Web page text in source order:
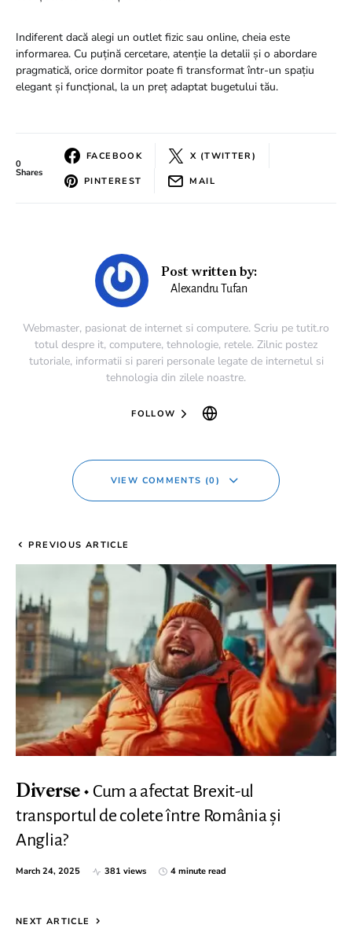
Indiferent dacă alegi un outlet fizic sau online, cheia este
informarea. Cu puțină cercetare, atenție la detalii și o abordare
pragmatică, orice dormitor poate fi transformat într-un spațiu
elegant și funcțional, la un preț adaptat bugetului tău.
0
Shares
FACEBOOK X (TWITTER)
PINTEREST MAIL
Post written by:
Alexandru Tufan
Webmaster, pasionat de internet si computere. Scriu pe tutit.ro
totul despre it, computere, tehnologie, retele. Zilnic postez
tutoriale, informatii si pareri personale legate de internetul si
tehnologia din zilele noastre.
FOLLOW
VIEW COMMENTS (0)
PREVIOUS ARTICLE
Diverse
Cum a afectat Brexit-ul
transportul de colete între România și
Anglia?
March 24, 2025 381 views 4 minute read
NEXT ARTICLE